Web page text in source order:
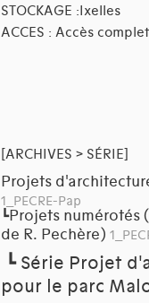
STOCKAGE :Ixelles
ACCES : Accès
[ARCHIVES > SÉRIE]
Projets
1_PECRE-Pap
┗Projets numérotés
de R. Pechère)
┗ Série Projet
pour le parc